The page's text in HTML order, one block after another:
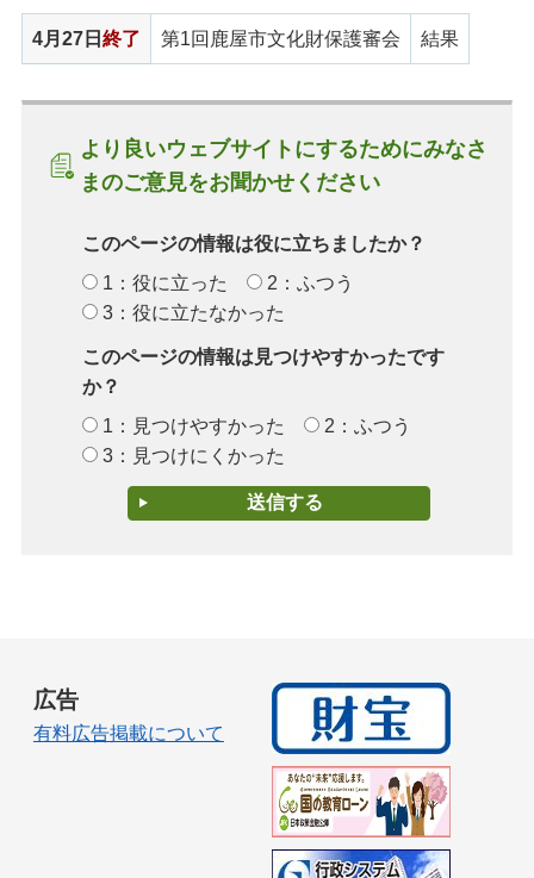
4月27日 終了 第1回鹿屋市文化財保護審会 結果
より良いウェブサイトにするためにみなさ
まのご意見をお聞かせください
このページの情報は役に立ちましたか？
1：役に立った
2：ふつう
3：役に立たなかった
このページの情報は見つけやすかったです
か？
1：見つけやすかった
2：ふつう
3：見つけにくかった
広告
有料広告掲載について